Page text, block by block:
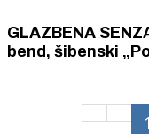
GLAZBENA
bend, šibenski
1